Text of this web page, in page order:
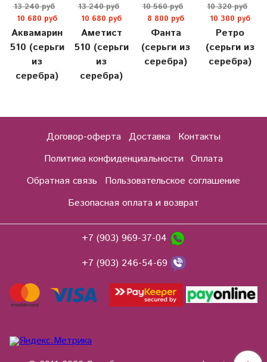
13 240 руб
10 680 руб
Аквамарин
510 (серьги
из
серебра)
13 240 руб
10 680 руб
Аметист
510 (серьги
из
серебра)
10 560 руб
8 800 руб
Фанта
(серьги из
серебра)
10 320 руб
10 300 руб
Ретро
(серьги из
серебра)
Договор-оферта Доставка
Контакты
Политика конфиденциальности Оплата
Обратная связь
Пользовательское соглашение
Безопасная оплата и возврат
+7 (903) 969-37-04
+7 (903) 246-54-69